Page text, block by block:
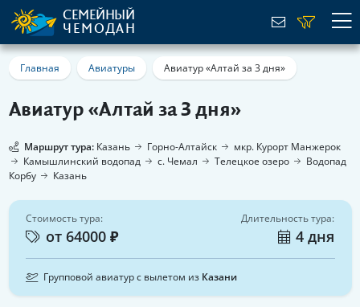
СЕМЕЙНЫЙ
ЧЕМОДАН
Главная Авиатуры Авиатур «Алтай за 3 дня»
Авиатур «Алтай за 3 дня»
Маршрут тура: Казань Горно-Алтайск
мкр. Курорт Манжерок
Камышлинский водопад
с. Чемал Телецкое озеро
Водопад
Корбу
Казань
Стоимость тура:
от 64000 ₽
Длительность тура:
4 дня
Групповой авиатур с вылетом из Казани